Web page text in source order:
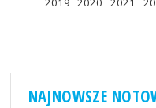
NAJNOWSZE